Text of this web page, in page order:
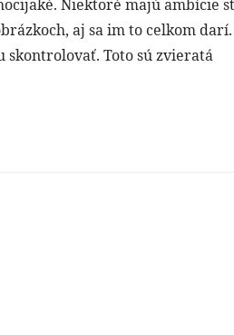
Niektoré majú ambície
aj sa im to celkom
skontrolovať. Toto sú zvieratá